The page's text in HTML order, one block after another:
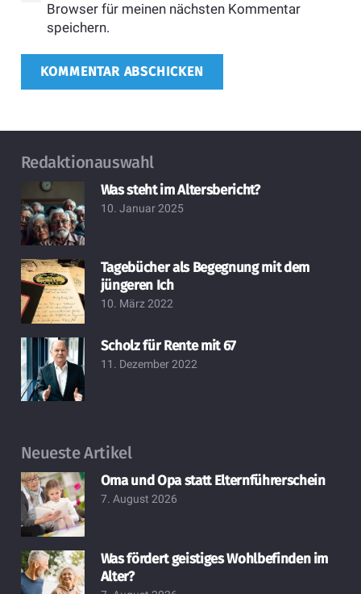
Browser für meinen nächsten Kommentar
speichern.
KOMMENTAR ABSCHICKEN
Redaktionauswahl
Was steht im Altersbericht?
10. Januar 2025
Tagebücher als Begegnung mit dem
jüngeren Ich
10. März 2022
Scholz für Rente mit 67
11. Dezember 2022
Neueste Artikel
Oma und Opa statt Elternführerschein
7. August 2026
Was fördert geistiges Wohlbefinden im
Alter?